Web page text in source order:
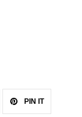
PIN IT